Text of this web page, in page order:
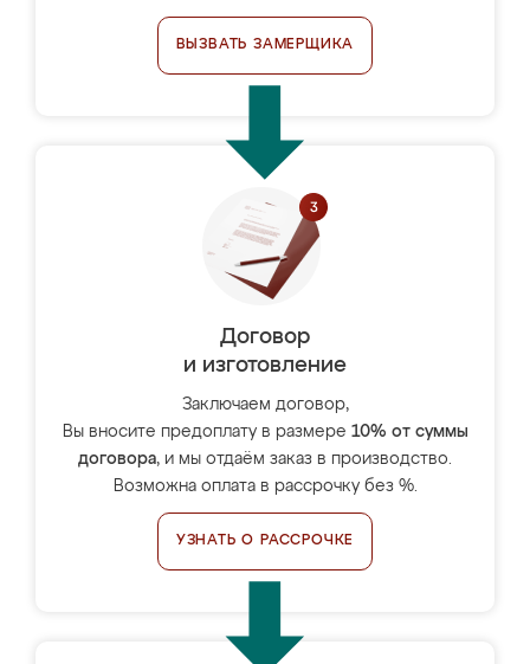
ВЫЗВАТЬ ЗАМЕРЩИКА
Договор
и изготовление
Заключаем договор,
Вы вносите предоплату в размере 10% от суммы
договора, и мы отдаём заказ в производство.
Возможна оплата в рассрочку без %.
УЗНАТЬ О РАССРОЧКЕ